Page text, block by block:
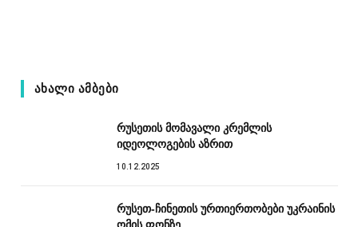
ᲐᲮᲐᲚᲘ ᲐᲛᲑᲔᲑᲘ
რუსეთის მომავალი კრემლის
იდეოლოგების აზრით
10.12.2025
რუსეთ-ჩინეთის ურთიერთობები უკრაინის